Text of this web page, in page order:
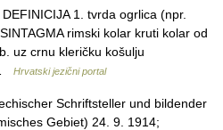
1. tvrda ogrlica (npr.
rimski kolar kruti kolar od
uz crnu kleričku košulju
Hrvatski jezični portal
Schriftsteller und bildender
Gebiet) 24. 9. 1914;